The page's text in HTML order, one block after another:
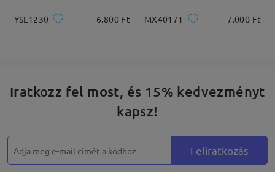
YSL1230 6.800 Ft MX40171 7.000 Ft
Iratkozz fel most, és 15% kedvezményt
kapsz!
Feliratkozás